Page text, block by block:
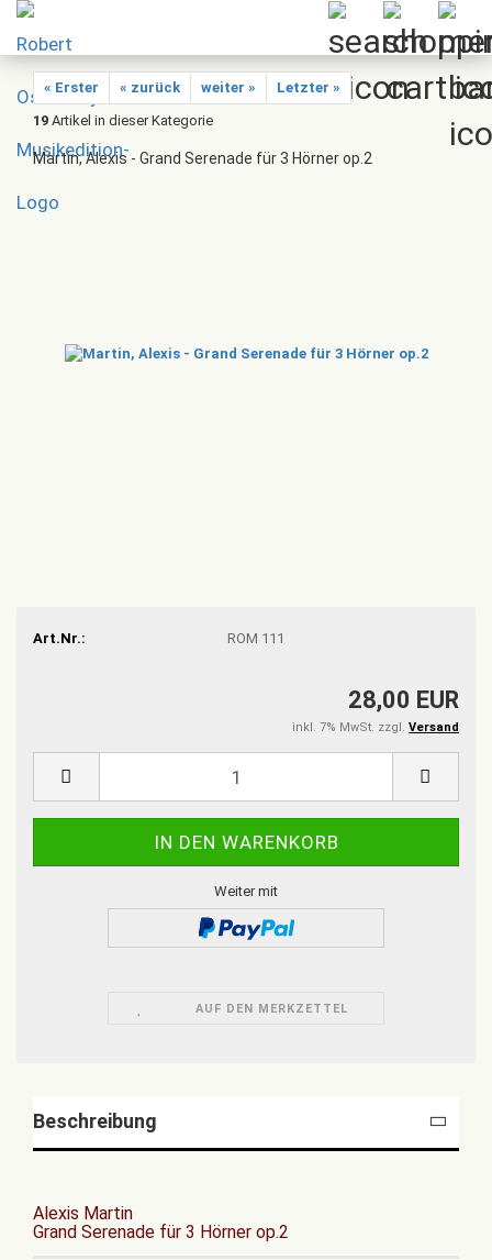
« Erster « zurück weiter »
Letzter »
19 Artikel in dieser Kategorie
Martin, Alexis - Grand Serenade für 3 Hörner op.2
Art.Nr.: ROM 111
28,00 EUR
inkl. 7% MwSt. zzgl. Versand
Weiter mit
AUF DEN MERKZETTEL
Beschreibung
Alexis Martin
Grand Serenade für 3 Hörner op.2